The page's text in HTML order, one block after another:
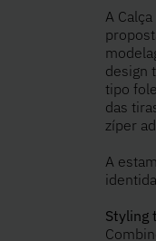
A
design
tipo
das
zíper
A
Styling